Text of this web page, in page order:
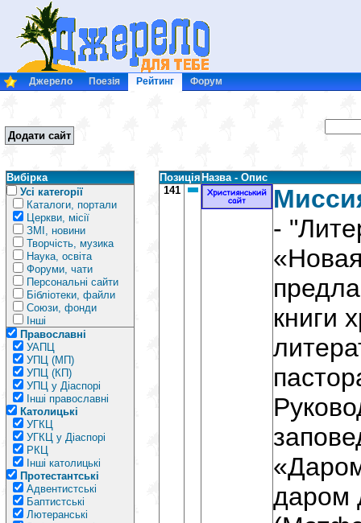
Джерело Поезія Рейтинг Форум
Додати сайт
Вибірка
Усі категорії
Каталоги, портали
Церкви, місії
ЗМІ, новини
Творчість, музика
Наука, освіта
Форуми, чати
Персональні сайти
Бібліотеки, файли
Союзи, фонди
Інші
Православні
УАПЦ
УПЦ (МП)
УПЦ (КП)
УПЦ у Діаспорі
Інші православні
Католицькі
УГКЦ
УГКЦ у Діаспорі
РКЦ
Інші католицькі
Протестантські
Адвентистські
Баптистські
Лютеранські
Позиція Назва - Опис
141
-
книги
даром